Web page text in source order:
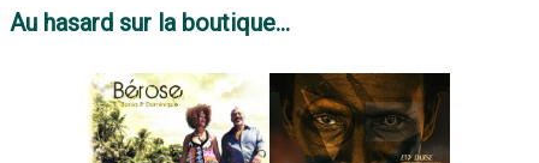
Au hasard sur la boutique...